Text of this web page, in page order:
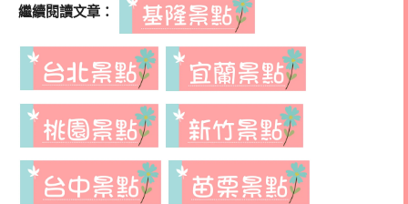
繼續閱讀文章：